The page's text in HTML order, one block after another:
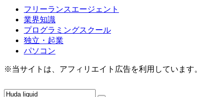
フリーランスエージェント
業界知識
プログラミングスクール
独立・起業
パソコン
※当サイトは、アフィリエイト広告を利用しています。